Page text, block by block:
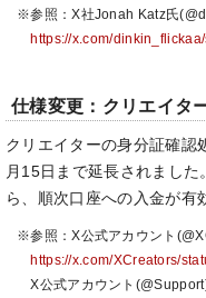
※参照：X社Jonah Katz氏
https://x.com/
仕様変更：クリエイタ
クリエイターの身分証確
月15日まで延長されまし
ら、順次口座への入金が有
※参照：X公式アカウント
https://x.com/XCreators/
X公式アカウント